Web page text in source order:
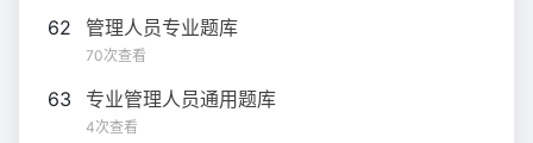
62 管理人员专业题库
70次查看
63 专业管理人员通用题库
4次查看